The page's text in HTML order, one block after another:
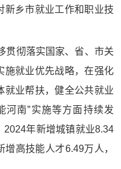
乡市就业工作和职业技
彻落实国家、省、市关
施就业优先战略，在强化
就业帮扶，健全公共就业
河南”实施等方面持续发
2024年新增城镇就业8.34
高技能人才6.49万人，